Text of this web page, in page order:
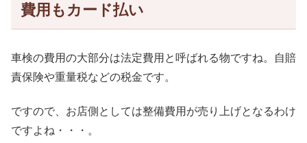
費用もカード払い
車検の費用の大部分は法定費用と呼ばれる物ですね。自賠
責保険や重量税などの税金です。
ですので、お店側としては整備費用が売り上げとなるわけ
ですよね・・・。